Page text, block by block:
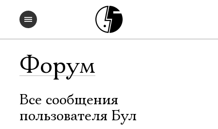
Форум
Все сообщения
пользователя Бул